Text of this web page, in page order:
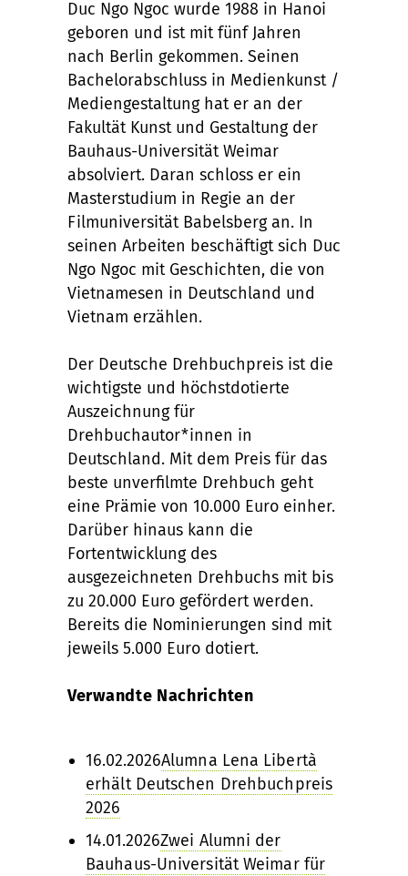
Duc Ngo Ngoc wurde 1988 in Hanoi
geboren und ist mit fünf Jahren
nach Berlin gekommen. Seinen
Bachelorabschluss in Medienkunst /
Mediengestaltung hat er an der
Fakultät Kunst und Gestaltung der
Bauhaus-Universität Weimar
absolviert. Daran schloss er ein
Masterstudium in Regie an der
Filmuniversität Babelsberg an. In
seinen Arbeiten beschäftigt sich Duc
Ngo Ngoc mit Geschichten, die von
Vietnamesen in Deutschland und
Vietnam erzählen.
Der Deutsche Drehbuchpreis ist die
wichtigste und höchstdotierte
Auszeichnung für
Drehbuchautor*innen in
Deutschland. Mit dem Preis für das
beste unverfilmte Drehbuch geht
eine Prämie von 10.000 Euro einher.
Darüber hinaus kann die
Fortentwicklung des
ausgezeichneten Drehbuchs mit bis
zu 20.000 Euro gefördert werden.
Bereits die Nominierungen sind mit
jeweils 5.000 Euro dotiert.
Verwandte Nachrichten
16.02.2026Alumna Lena Libertà
erhält Deutschen Drehbuchpreis
2026
14.01.2026Zwei Alumni der
Bauhaus-Universität Weimar für